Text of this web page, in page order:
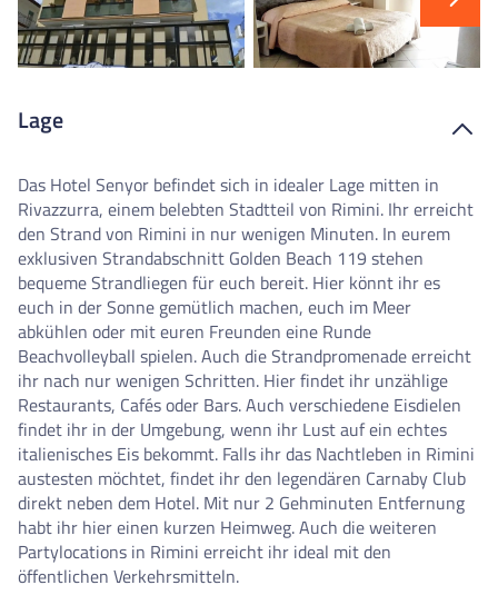
Lage
Das Hotel Senyor befindet sich in idealer Lage mitten in
Rivazzurra, einem belebten Stadtteil von Rimini. Ihr erreicht
den Strand von Rimini in nur wenigen Minuten. In eurem
exklusiven Strandabschnitt Golden Beach 119 stehen
bequeme Strandliegen für euch bereit. Hier könnt ihr es
euch in der Sonne gemütlich machen, euch im Meer
abkühlen oder mit euren Freunden eine Runde
Beachvolleyball spielen. Auch die Strandpromenade erreicht
ihr nach nur wenigen Schritten. Hier findet ihr unzählige
Restaurants, Cafés oder Bars. Auch verschiedene Eisdielen
findet ihr in der Umgebung, wenn ihr Lust auf ein echtes
italienisches Eis bekommt. Falls ihr das Nachtleben in Rimini
austesten möchtet, findet ihr den legendären Carnaby Club
direkt neben dem Hotel. Mit nur 2 Gehminuten Entfernung
habt ihr hier einen kurzen Heimweg. Auch die weiteren
Partylocations in Rimini erreicht ihr ideal mit den
öffentlichen Verkehrsmitteln.